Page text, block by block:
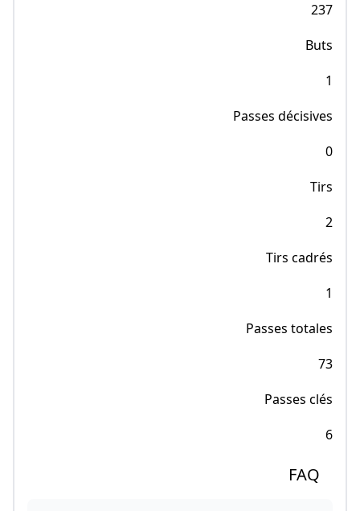
237
Buts
1
Passes décisives
0
Tirs
2
Tirs cadrés
1
Passes totales
73
Passes clés
6
FAQ